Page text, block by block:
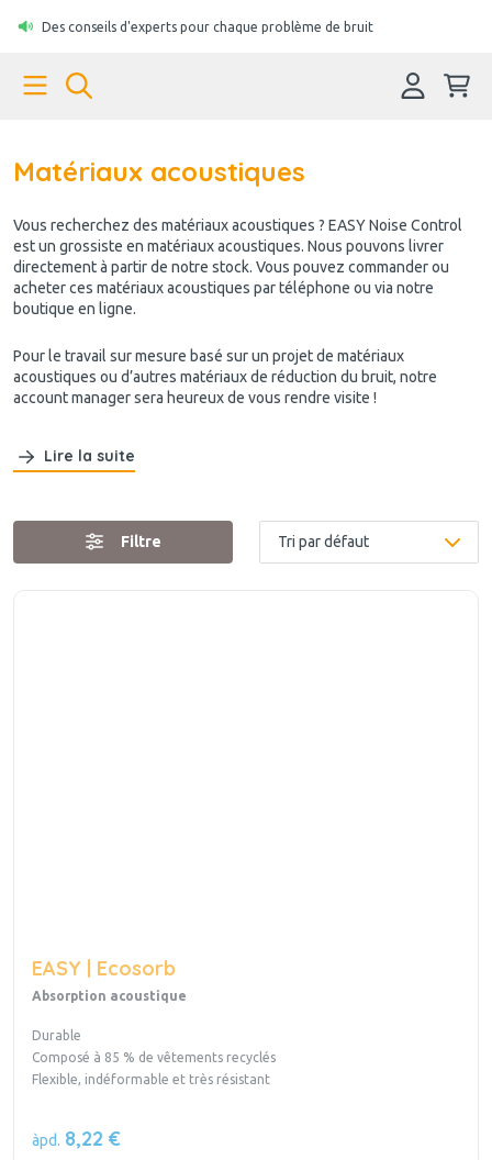
Des conseils d'experts pour chaque problème de bruit
Matériaux acoustiques
Vous recherchez des matériaux acoustiques ? EASY Noise Control
est un grossiste en matériaux acoustiques. Nous pouvons livrer
directement à partir de notre stock. Vous pouvez commander ou
acheter ces matériaux acoustiques par téléphone ou via notre
boutique en ligne.
Pour le travail sur mesure basé sur un projet de matériaux
acoustiques ou d’autres matériaux de réduction du bruit, notre
account manager sera heureux de vous rendre visite !
Lire la suite
Filtre
EASY | Ecosorb
Absorption acoustique
Durable
Composé à 85 % de vêtements recyclés
Flexible, indéformable et très résistant
àpd. 8,22 €